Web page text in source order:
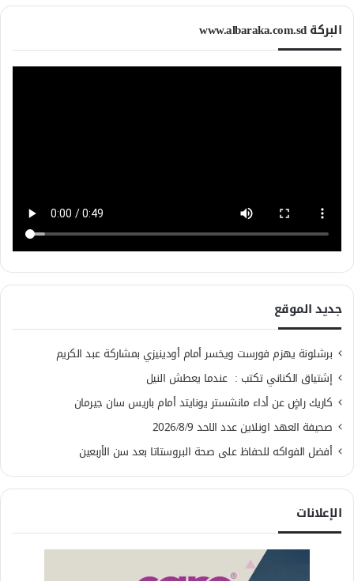
البركة www.albaraka.com.sd
جديد الموقع
برشلونة يهزم فورست ويخسر أمام أودينيزي بمشاركة عبد الكريم
إشتياق الكناني تكتب : عندما يعطش النيل
كاريك راضٍ عن أداء مانشستر يونايتد أمام باريس سان جيرمان
صحيفة العهد اونلاين عدد الاحد 2026/8/9
أفضل الفواكه للحفاظ على صحة البروستاتا بعد سن الأربعين
الإعلانات